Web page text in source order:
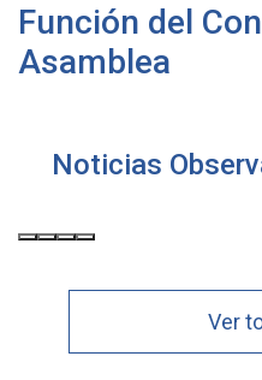
Función del
Asamblea
Noticias
Ver